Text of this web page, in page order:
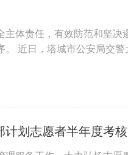
主体责任，有效防范和坚决
。 近日，塔城市公安局交警